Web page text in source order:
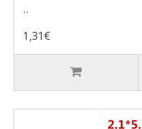
..
1,31€